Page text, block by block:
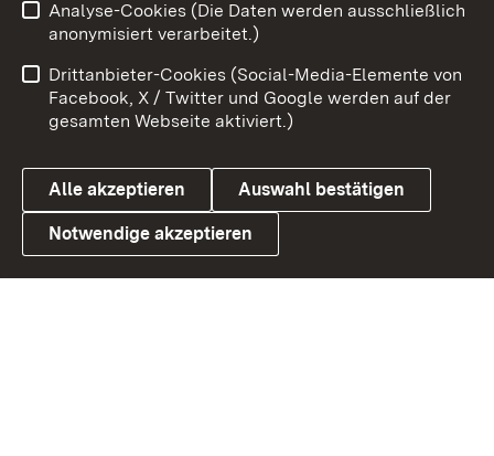
Link zum Landesportal
Benutzungshinweise
Barrierefreiheit
Datenschutz
Cookies
Analyse-Cookies (Die Daten werden ausschließlich
anonymisiert verarbeitet.)
Drittanbieter-Cookies (Social-Media-Elemente von
Facebook, X / Twitter und Google werden auf der
gesamten Webseite aktiviert.)
Alle akzeptieren Auswahl bestätigen
Notwendige akzeptieren